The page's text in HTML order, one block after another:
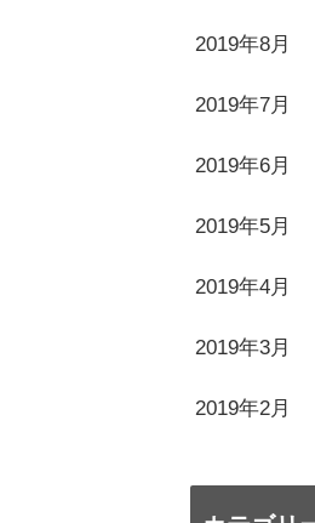
2019年8月
2019年7月
2019年6月
2019年5月
2019年4月
2019年3月
2019年2月